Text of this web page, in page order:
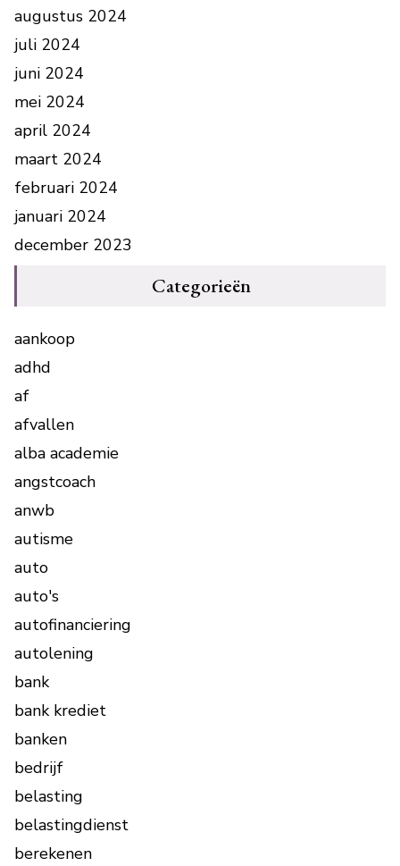
augustus 2024
juli 2024
juni 2024
mei 2024
april 2024
maart 2024
februari 2024
januari 2024
december 2023
Categorieën
aankoop
adhd
af
afvallen
alba academie
angstcoach
anwb
autisme
auto
auto's
autofinanciering
autolening
bank
bank krediet
banken
bedrijf
belasting
belastingdienst
berekenen